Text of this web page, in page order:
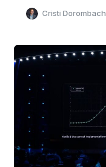
Cristi Dorombach